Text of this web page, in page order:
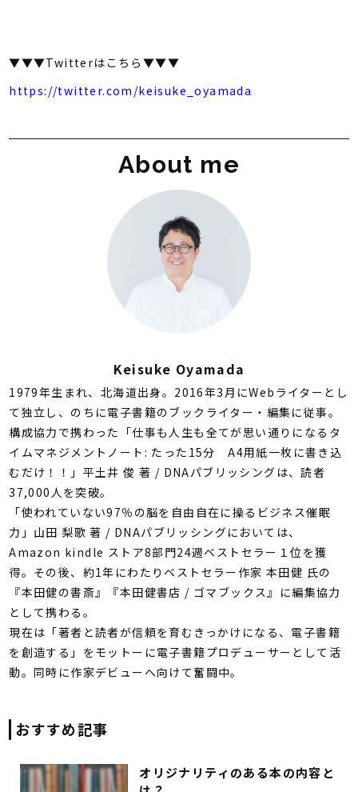
▼▼▼Twitterはこちら▼▼▼
https://twitter.com/keisuke_oyamada
About me
Keisuke Oyamada
1979年生まれ、北海道出身。2016年3月にWebライターとし
て独立し、のちに電子書籍のブックライター・編集に従事。
構成協力で携わった「仕事も人生も全てが思い通りになるタ
イムマネジメントノート: たった15分 A4用紙一枚に書き込
むだけ！！」平土井 俊 著 / DNAパブリッシングは、読者
37,000人を突破。
「使われていない97％の脳を自由自在に操るビジネス催眠
力」山田 梨歌 著 / DNAパブリッシングにおいては、
Amazon kindle ストア8部門24週ベストセラー１位を獲
得。その後、約1年にわたりベストセラー作家 本田健 氏の
『本田健の書斎』『本田健書店 / ゴマブックス』に編集協力
として携わる。
現在は「著者と読者が信頼を育むきっかけになる、電子書籍
を創造する」をモットーに電子書籍プロデューサーとして活
動。同時に作家デビューへ向けて奮闘中。
おすすめ記事
オリジナリティのある本の内容と